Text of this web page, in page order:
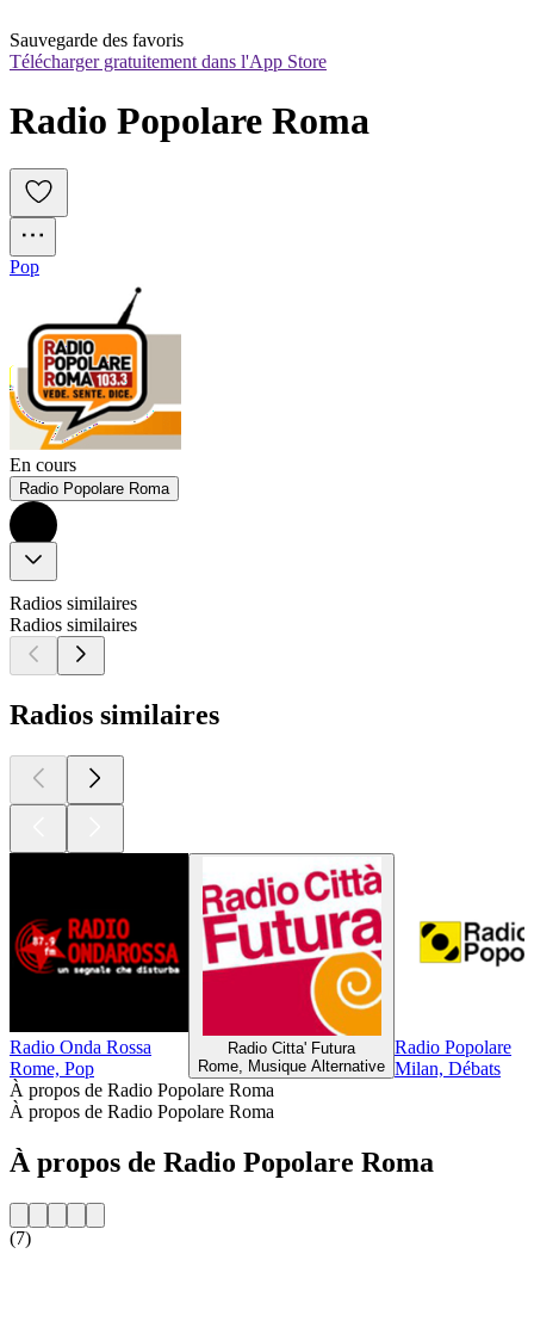
Sauvegarde des favoris
Télécharger gratuitement dans l'App Store
Radio Popolare Roma
Pop
En cours
Radio Popolare Roma
Radios similaires
Radios similaires
Radios similaires
Radio Onda Rossa
Rome, Pop
Radio Citta' Futura
Rome, Musique Alternative
Radio Popolare
Milan, Débats
À propos de Radio Popolare Roma
À propos de Radio Popolare Roma
À propos de Radio Popolare Roma
(7)